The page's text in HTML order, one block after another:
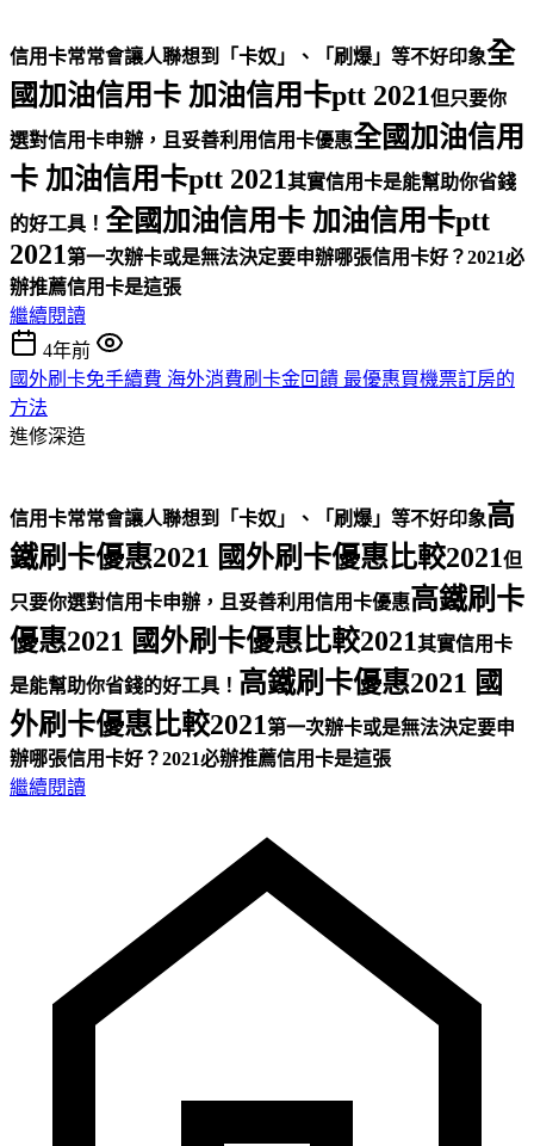
信用卡常常會讓人聯想到「卡奴」、「刷爆」等不好印象全
國加油信用卡 加油信用卡ptt 2021但只要你
選對信用卡申辦，且妥善利用信用卡優惠全國加油信用
卡 加油信用卡ptt 2021其實信用卡是能幫助你省錢
的好工具！ 全國加油信用卡 加油信用卡ptt
2021第一次辦卡或是無法決定要申辦哪張信用卡好？2021必
辦推薦信用卡是這張
繼續閱讀
4年前
國外刷卡免手續費 海外消費刷卡金回饋 最優惠買機票訂房的
方法
進修深造
信用卡常常會讓人聯想到「卡奴」、「刷爆」等不好印象高
鐵刷卡優惠2021 國外刷卡優惠比較2021但
只要你選對信用卡申辦，且妥善利用信用卡優惠高鐵刷卡
優惠2021 國外刷卡優惠比較2021其實信用卡
是能幫助你省錢的好工具！ 高鐵刷卡優惠2021 國
外刷卡優惠比較2021第一次辦卡或是無法決定要申
辦哪張信用卡好？2021必辦推薦信用卡是這張
繼續閱讀